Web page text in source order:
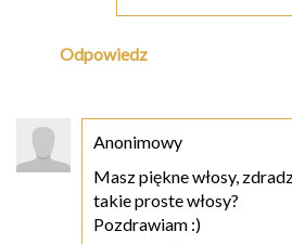
Odpowiedz
Anonimowy
Masz piękne włosy,
takie proste włosy?
Pozdrawiam :)